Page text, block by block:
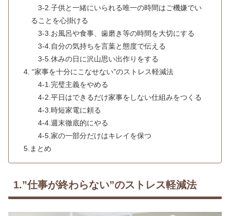
3-2.子供と一緒にいられる唯一の時間はご機嫌でい
ることを心掛ける
3-3.お風呂や食事、歯磨き等の時間を大切にする
3-4.自分の気持ちを言葉と態度で伝える
3-5.休みの日に沢山思い出作りをする
4. “家事を十分にこなせない”のストレス軽減法
4-1.完璧主義をやめる
4-2.平日はできるだけ家事をしない仕組みをつくる
4-3.時短家電に頼る
4-4.週末徹底的にやる
4-5.家の一部分だけはキレイを保つ
5.まとめ
1.”仕事が終わらない”のストレス軽減法